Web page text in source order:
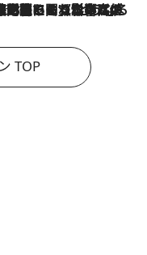
料の高値が続いている」ホルムズ海峡封鎖による影響はいつまで続く？《エネルギー専門家に聞く“どうなる日本の暮らし”》
TOP